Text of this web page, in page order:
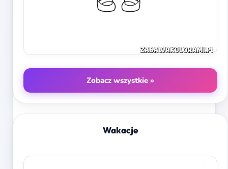
Zobacz wszystkie »
Wakacje